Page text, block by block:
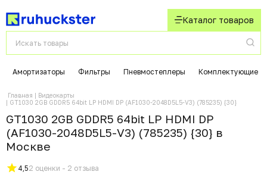
Каталог товаров
Амортизаторы Фильтры Пневмостеплеры Комплектующие
Главная
Видеокарты
GT1030 2GB GDDR5 64bit LP HDMI DP (AF1030-2048D5L5-V3) (785235) {30}
GT1030 2GB GDDR5 64bit LP HDMI DP
(AF1030-2048D5L5-V3) (785235) {30} в
Москвe
4,52 оценки - 2 отзыва